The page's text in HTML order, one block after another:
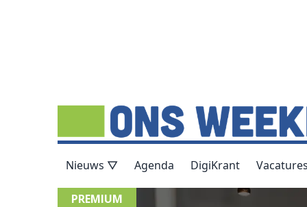
Nieuws ▽ Agenda DigiKrant